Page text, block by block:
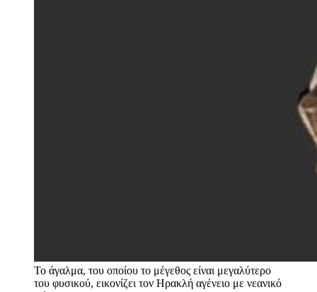
Το άγαλμα, του οποίου το μέγεθος είναι μεγαλύτερο
του φυσικού, εικονίζει τον Ηρακλή αγένειο με νεανικό